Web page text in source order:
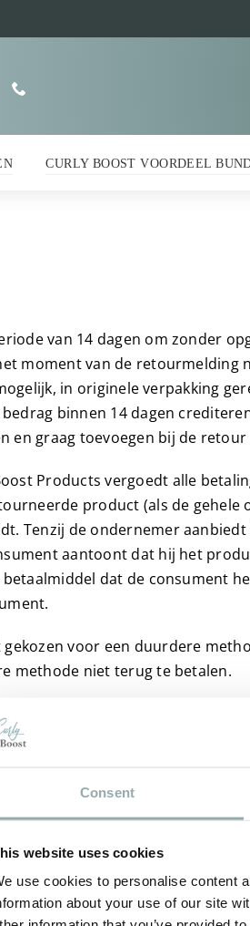
Consent
website uses cookies
use cookies to personalise content
about your use of our site
CURLY BOOST VOORDEEL
van 14 dagen om zonder
moment van de
in originele verpakking
binnen 14 dagen
en graag toevoegen bij de retour
Products vergoedt alle
product (als de
Tenzij de ondernemer
aantoont dat hij het
dat de consument
voor een duurdere
methode niet terug te betalen.